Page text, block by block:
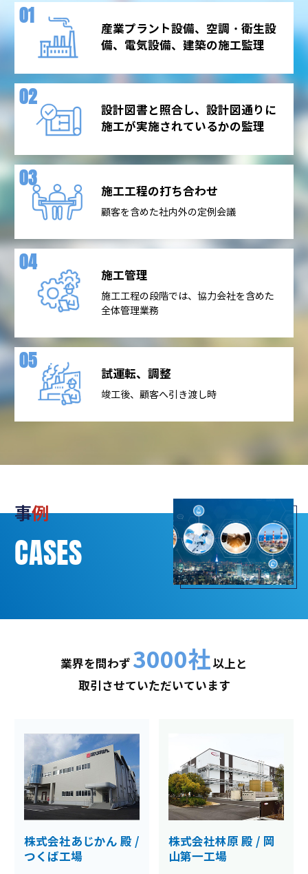
産業プラント設備、空調・衛生設
備、電気設備、建築の施工監理
設計図書と照合し、設計図通りに
施工が実施されているかの監理
施工工程の打ち合わせ
顧客を含めた社内外の定例会議
施工管理
施工工程の段階では、協力会社を含めた
全体管理業務
試運転、調整
竣工後、顧客へ引き渡し時
事例
CASES
業界を問わず 3000社以上と
取引させていただいています
株式会社あじかん 殿 /
つくば工場
株式会社林原 殿 / 岡
山第一工場